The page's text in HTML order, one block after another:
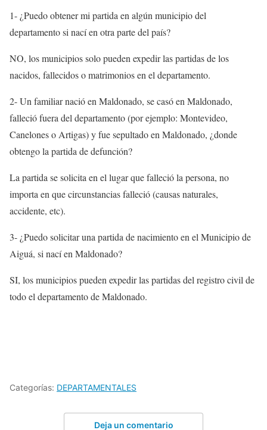
1- ¿Puedo obtener mi partida en algún municipio del
departamento si nací en otra parte del país?
NO, los municipios solo pueden expedir las partidas de los
nacidos, fallecidos o matrimonios en el departamento.
2- Un familiar nació en Maldonado, se casó en Maldonado,
falleció fuera del departamento (por ejemplo: Montevideo,
Canelones o Artigas) y fue sepultado en Maldonado, ¿donde
obtengo la partida de defunción?
La partida se solicita en el lugar que falleció la persona, no
importa en que circunstancias falleció (causas naturales,
accidente, etc).
3- ¿Puedo solicitar una partida de nacimiento en el Municipio de
Aiguá, si nací en Maldonado?
SI, los municipios pueden expedir las partidas del registro civil de
todo el departamento de Maldonado.
Categorías: DEPARTAMENTALES
Deja un comentario